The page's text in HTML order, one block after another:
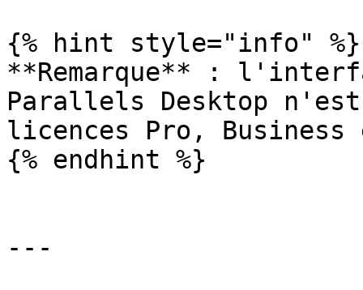
{% hint style="info" %}
**Remarque** :
Parallels Desktop
licences Pro,
{% endhint %}
---